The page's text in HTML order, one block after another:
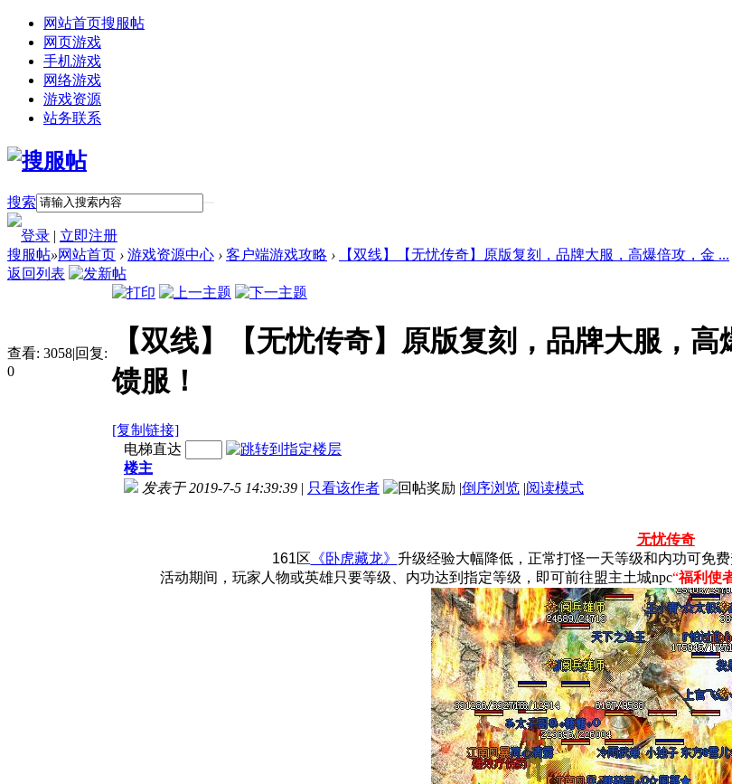
网站首页搜服帖
网页游戏
手机游戏
网络游戏
游戏资源
站务联系
搜索
登录 | 立即注册
搜服帖»网站首页 › 游戏资源中心 › 客户端游戏攻略 ›
【双线】【无忧传奇】原版复刻，品牌大服，高爆倍攻，金 ...
返回列表
查看: 3058|回复:
0
【双线】【无忧传奇】原版复刻，品牌大服，
馈服！
[复制链接]
电梯直达
楼主
发表于 2019-7-5 14:39:39 | 只看该作者 |倒序浏览 |阅读模式
无忧传奇
161区 《卧虎藏龙》 升级经验大幅降低，正常打怪一天等级和内功可免
活动期间，玩家人物或英雄只要等级、内功达到指定等级，即可前往盟主土城npc“福利使